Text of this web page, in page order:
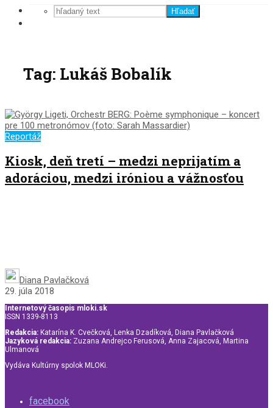
Hľadať
Tag: Lukáš Bobalík
Reportáž
Kiosk, deň tretí – medzi neprijatím a
adoráciou, medzi iróniou a vážnosťou
Diana Pavlačková
29. júla 2018
Internetový časopis mloki.sk
ISSN 1339-8113
Redakcia: Katarína K. Cvečková, Lenka Dzadíková, Diana Pavlačková
Jazyková redakcia: Zuzana Andrejco Ferusová, Anna Zajacová, Martina
Ulmanová
Vydáva Kultúrny spolok MLOKi.
facebook